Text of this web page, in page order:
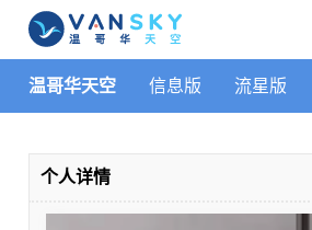
温哥华天空 信息版 流星版
个人详情